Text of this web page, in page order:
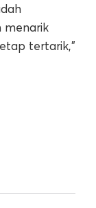
menarik
tertarik,”